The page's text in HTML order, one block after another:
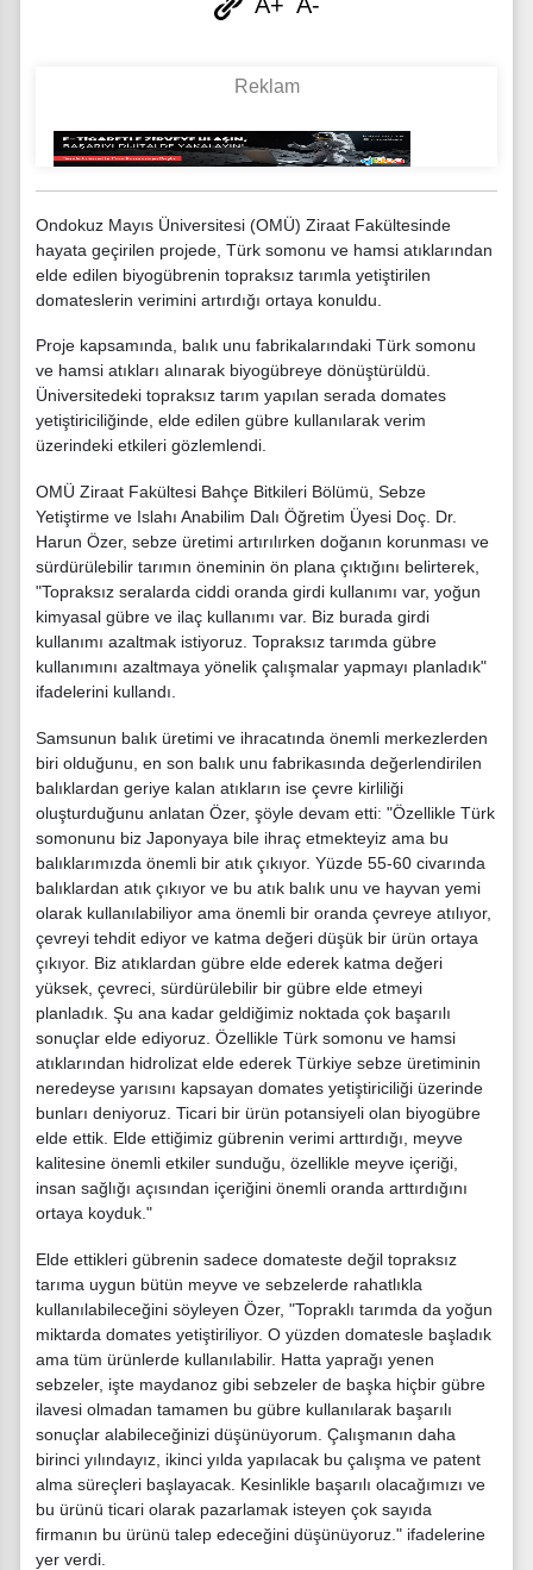
Ondokuz Mayıs Üniversitesi (OMÜ) Ziraat Fakültesinde
hayata geçirilen projede, Türk somonu ve hamsi atıklarından
elde edilen biyogübrenin topraksız tarımla yetiştirilen
domateslerin verimini artırdığı ortaya konuldu.
Proje kapsamında, balık unu fabrikalarındaki Türk somonu
ve hamsi atıkları alınarak biyogübreye dönüştürüldü.
Üniversitedeki topraksız tarım yapılan serada domates
yetiştiriciliğinde, elde edilen gübre kullanılarak verim
üzerindeki etkileri gözlemlendi.
OMÜ Ziraat Fakültesi Bahçe Bitkileri Bölümü, Sebze
Yetiştirme ve Islahı Anabilim Dalı Öğretim Üyesi Doç. Dr.
Harun Özer, sebze üretimi artırılırken doğanın korunması ve
sürdürülebilir tarımın öneminin ön plana çıktığını belirterek,
"Topraksız seralarda ciddi oranda girdi kullanımı var, yoğun
kimyasal gübre ve ilaç kullanımı var. Biz burada girdi
kullanımı azaltmak istiyoruz. Topraksız tarımda gübre
kullanımını azaltmaya yönelik çalışmalar yapmayı planladık"
ifadelerini kullandı.
Samsunun balık üretimi ve ihracatında önemli merkezlerden
biri olduğunu, en son balık unu fabrikasında değerlendirilen
balıklardan geriye kalan atıkların ise çevre kirliliği
oluşturduğunu anlatan Özer, şöyle devam etti: "Özellikle Türk
somonunu biz Japonyaya bile ihraç etmekteyiz ama bu
balıklarımızda önemli bir atık çıkıyor. Yüzde 55-60 civarında
balıklardan atık çıkıyor ve bu atık balık unu ve hayvan yemi
olarak kullanılabiliyor ama önemli bir oranda çevreye atılıyor,
çevreyi tehdit ediyor ve katma değeri düşük bir ürün ortaya
çıkıyor. Biz atıklardan gübre elde ederek katma değeri
yüksek, çevreci, sürdürülebilir bir gübre elde etmeyi
planladık. Şu ana kadar geldiğimiz noktada çok başarılı
sonuçlar elde ediyoruz. Özellikle Türk somonu ve hamsi
atıklarından hidrolizat elde ederek Türkiye sebze üretiminin
neredeyse yarısını kapsayan domates yetiştiriciliği üzerinde
bunları deniyoruz. Ticari bir ürün potansiyeli olan biyogübre
elde ettik. Elde ettiğimiz gübrenin verimi arttırdığı, meyve
kalitesine önemli etkiler sunduğu, özellikle meyve içeriği,
insan sağlığı açısından içeriğini önemli oranda arttırdığını
ortaya koyduk."
Elde ettikleri gübrenin sadece domateste değil topraksız
tarıma uygun bütün meyve ve sebzelerde rahatlıkla
kullanılabileceğini söyleyen Özer, "Topraklı tarımda da yoğun
miktarda domates yetiştiriliyor. O yüzden domatesle başladık
ama tüm ürünlerde kullanılabilir. Hatta yaprağı yenen
sebzeler, işte maydanoz gibi sebzeler de başka hiçbir gübre
ilavesi olmadan tamamen bu gübre kullanılarak başarılı
sonuçlar alabileceğinizi düşünüyorum. Çalışmanın daha
birinci yılındayız, ikinci yılda yapılacak bu çalışma ve patent
alma süreçleri başlayacak. Kesinlikle başarılı olacağımızı ve
bu ürünü ticari olarak pazarlamak isteyen çok sayıda
firmanın bu ürünü talep edeceğini düşünüyoruz." ifadelerine
yer verdi.